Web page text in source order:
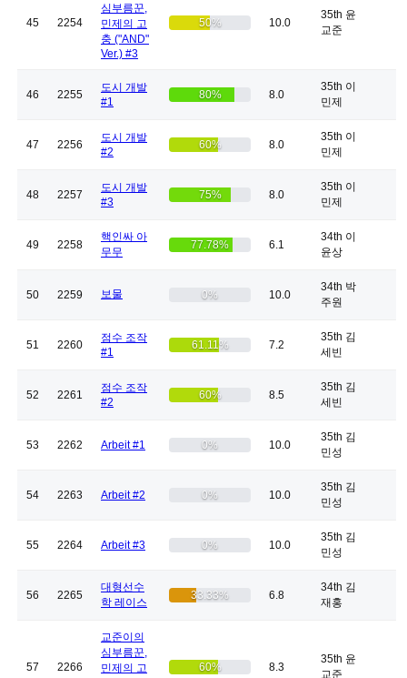
45 2254
심부름꾼,
민제의 고
충 ("AND"
Ver.) #3
50% 10.0
35th 윤
교준
46 2255
도시 개발
#1
80% 8.0
35th 이
민제
47 2256
도시 개발
#2
60% 8.0
35th 이
민제
48 2257
도시 개발
#3
75% 8.0
35th 이
민제
49 2258
핵인싸 아
무무
77.78% 6.1
34th 이
윤상
50 2259 보물 0% 10.0
34th 박
주원
51 2260
점수 조작
#1
61.11% 7.2
35th 김
세빈
52 2261
점수 조작
#2
60% 8.5
35th 김
세빈
53 2262 Arbeit #1 0% 10.0
35th 김
민성
54 2263 Arbeit #2 0% 10.0
35th 김
민성
55 2264 Arbeit #3 0% 10.0
35th 김
민성
56 2265
대형선수
학 레이스
33.33% 6.8
34th 김
재홍
57 2266
교준이의
심부름꾼,
민제의 고
60% 8.3
35th 윤
교준